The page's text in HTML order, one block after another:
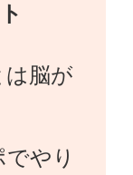
は脳が
やり